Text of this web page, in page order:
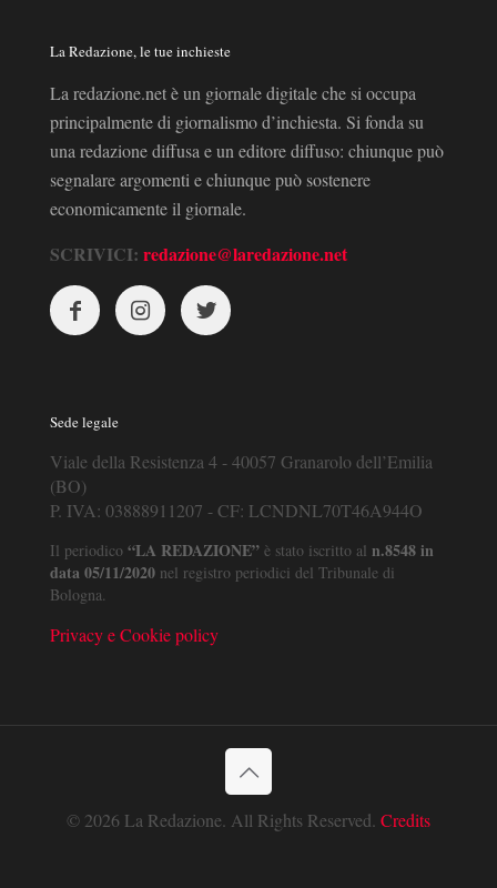
La Redazione, le tue inchieste
La redazione.net è un giornale digitale che si occupa
principalmente di giornalismo d’inchiesta. Si fonda su
una redazione diffusa e un editore diffuso: chiunque può
segnalare argomenti e chiunque può sostenere
economicamente il giornale.
SCRIVICI: redazione@laredazione.net
Sede legale
Viale della Resistenza 4 - 40057 Granarolo dell’Emilia
(BO)
P. IVA: 03888911207 - CF: LCNDNL70T46A944O
Il periodico “LA REDAZIONE” è stato iscritto al n.8548 in
data 05/11/2020 nel registro periodici del Tribunale di
Bologna.
Privacy e Cookie policy
© 2026 La Redazione. All Rights Reserved. Credits